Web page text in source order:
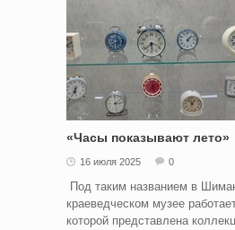
«Часы показывают лето»
16 июля 2025 0
Под таким названием в
краеведческом музее
которой представлена